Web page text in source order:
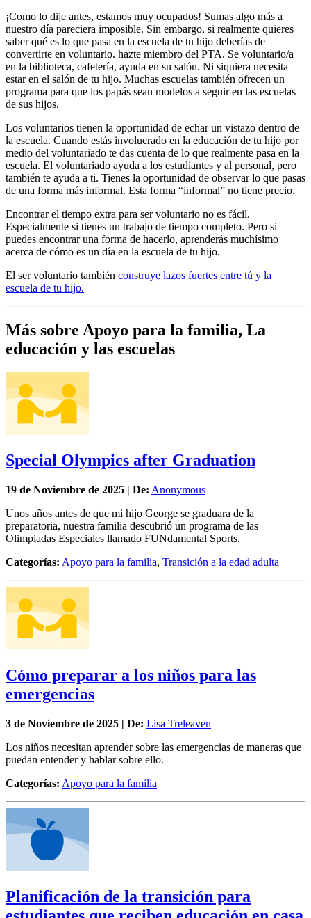
¡Como lo dije antes, estamos muy ocupados! Sumas algo más a
nuestro día pareciera imposible. Sin embargo, si realmente quieres
saber qué es lo que pasa en la escuela de tu hijo deberías de
convertirte en voluntario. hazte miembro del PTA. Se voluntario/a
en la biblioteca, cafetería, ayuda en su salón. Ni siquiera necesita
estar en el salón de tu hijo. Muchas escuelas también ofrecen un
programa para que los papás sean modelos a seguir en las escuelas
de sus hijos.
Los voluntarios tienen la oportunidad de echar un vistazo dentro de
la escuela. Cuando estás involucrado en la educación de tu hijo por
medio del voluntariado te das cuenta de lo que realmente pasa en la
escuela. El voluntariado ayuda a los estudiantes y al personal, pero
también te ayuda a ti. Tienes la oportunidad de observar lo que pasas
de una forma más informal. Esta forma “informal” no tiene precio.
Encontrar el tiempo extra para ser voluntario no es fácil.
Especialmente si tienes un trabajo de tiempo completo. Pero si
puedes encontrar una forma de hacerlo, aprenderás muchísimo
acerca de cómo es un día en la escuela de tu hijo.
El ser voluntario también construye lazos fuertes entre tú y la
escuela de tu hijo.
Más sobre Apoyo para la familia, La
educación y las escuelas
Special Olympics after Graduation
19 de Noviembre de 2025 | De: Anonymous
Unos años antes de que mi hijo George se graduara de la
preparatoria, nuestra familia descubrió un programa de las
Olimpiadas Especiales llamado FUNdamental Sports.
Categorías: Apoyo para la familia, Transición a la edad adulta
Cómo preparar a los niños para las
emergencias
3 de Noviembre de 2025 | De: Lisa Treleaven
Los niños necesitan aprender sobre las emergencias de maneras que
puedan entender y hablar sobre ello.
Categorías: Apoyo para la familia
Planificación de la transición para